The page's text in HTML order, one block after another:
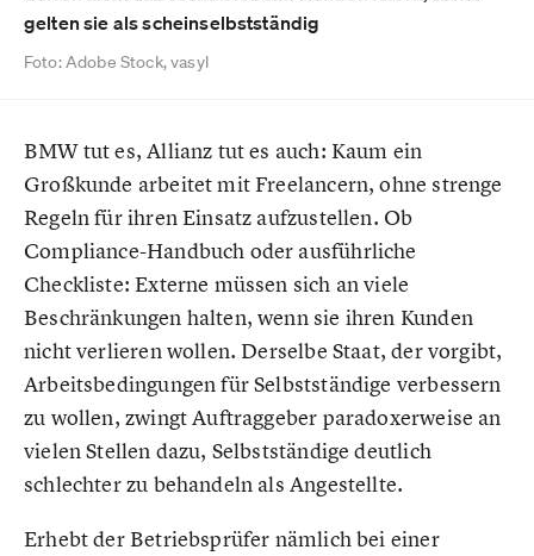
gelten sie als scheinselbstständig
Foto: Adobe Stock, vasyl
BMW tut es, Allianz tut es auch: Kaum ein
Großkunde arbeitet mit Freelancern, ohne strenge
Regeln für ihren Einsatz aufzustellen. Ob
Compliance-Handbuch oder ausführliche
Checkliste: Externe müssen sich an viele
Beschränkungen halten, wenn sie ihren Kunden
nicht verlieren wollen. Derselbe Staat, der vorgibt,
Arbeitsbedingungen für Selbstständige verbessern
zu wollen, zwingt Auftraggeber paradoxerweise an
vielen Stellen dazu, Selbstständige deutlich
schlechter zu behandeln als Angestellte.
Erhebt der Betriebsprüfer nämlich bei einer